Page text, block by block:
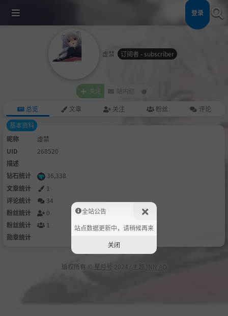
登录
虚禁 订阅者 - subscriber
关注 站内信
总览 文章 关注 粉丝
评论
基本资料
昵称
虚禁
UID
268520
描述
钻石统计
36,338
文章统计
1
评论统计
34
粉丝统计
0
粉丝统计
1
勋章统计
版权所有 © 星月号 2024 ⁄ 主题 INN AO
全站公告
站点数据更新中，请稍候再来
关闭